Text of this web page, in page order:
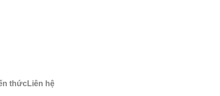
thứcLiên hệ